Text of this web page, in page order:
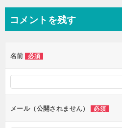
コメントを残す
名前 必須
メール（公開されません） 必須